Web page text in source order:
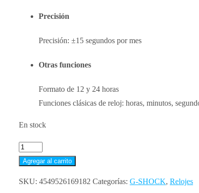
Precisión
Precisión: ±15 segundos por mes
Otras funciones
Formato de 12 y 24 horas
Funciones clásicas de reloj: horas, minutos,
En stock
Agregar al carrito
SKU: 4549526169182 Categorías: G-SHOCK, Relojes